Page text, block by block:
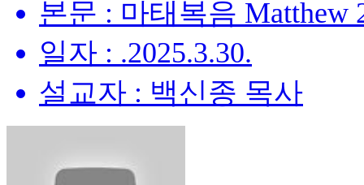
본문 : 마태복음 Matthew
일자 : .2025.3.30.
설교자 : 백신종 목사